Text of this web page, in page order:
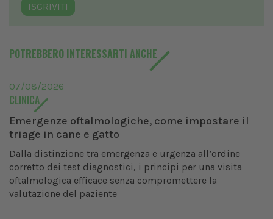
ISCRIVITI
POTREBBERO INTERESSARTI ANCHE
07/08/2026
CLINICA
Emergenze oftalmologiche, come impostare il
triage in cane e gatto
Dalla distinzione tra emergenza e urgenza all’ordine
corretto dei test diagnostici, i principi per una visita
oftalmologica efficace senza compromettere la
valutazione del paziente